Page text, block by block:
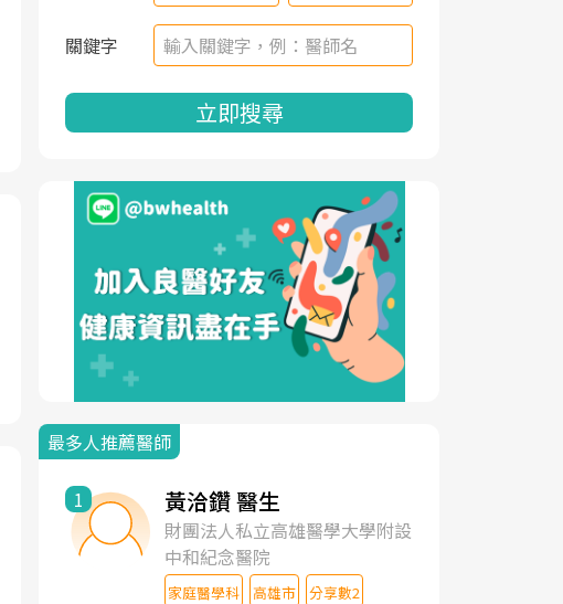
關鍵字
立即搜尋
最多人推薦醫師
1 黃洽鑽 醫生
財團法人私立高雄醫學大學附設
中和紀念醫院
家庭醫學科 高雄市 分享數2